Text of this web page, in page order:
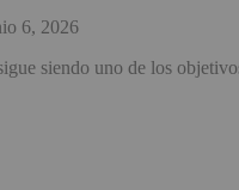
6, 2026
siendo uno de los